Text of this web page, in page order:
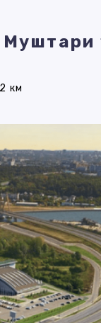
Муштари
2 км